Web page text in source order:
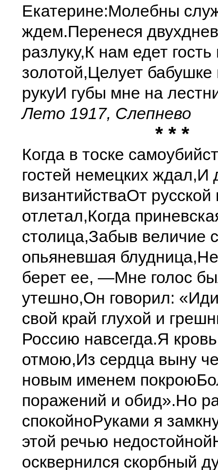
Екатерине:Молебны
ждем.Перенеся
разлуку,К нам едет
золотой,Целует бабушке
рукуИ губы мне на
Лето 1917, Слепнево
* * *
Когда в тоске
гостей немецких ждал,И
византийстваОт русской
отлетал,Когда
столица,Забыв величие
опьяневшая блудница,
берет ее, —Мне голос
утешно,Он говорил:
свой край глухой и
Россию навсегда.Я
отмою,Из сердца выну
новым именем покрою
поражений и обид».Но
спокойноРуками я
этой речью недостойной
осквернился скорбный